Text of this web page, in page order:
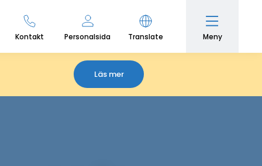
Kontakt Personalsida Translate Meny
Läs mer